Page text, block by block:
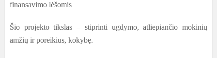
finansavimo lėšomis
Šio projekto tikslas – stiprinti ugdymo, atliepiančio mokinių
amžių ir poreikius, kokybę.